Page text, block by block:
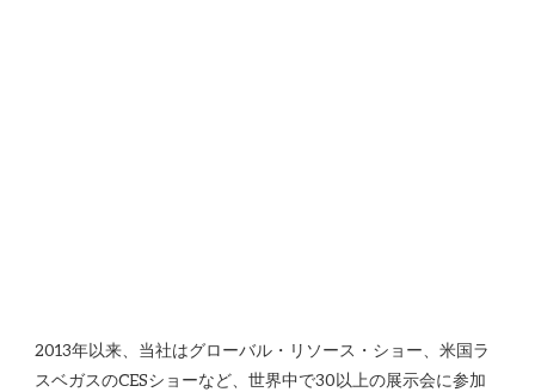
2013年以来、当社はグローバル・リソース・ショー、米国ラ
スベガスのCESショーなど、世界中で30以上の展示会に参加